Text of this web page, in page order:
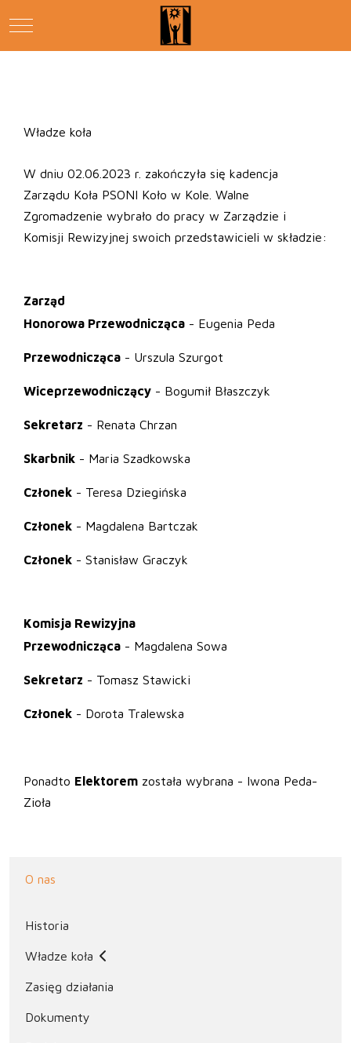
Mobile Menu Toggle
Władze koła
W dniu 02.06.2023 r. zakończyła się kadencja
Zarządu Koła PSONI Koło w Kole. Walne
Zgromadzenie wybrało do pracy w Zarządzie i
Komisji Rewizyjnej swoich przedstawicieli w składzie:
Zarząd
Honorowa Przewodnicząca - Eugenia Peda
Przewodnicząca - Urszula Szurgot
Wiceprzewodniczący - Bogumił Błaszczyk
Sekretarz - Renata Chrzan
Skarbnik - Maria Szadkowska
Członek - Teresa Dziegińska
Członek - Magdalena Bartczak
Członek - Stanisław Graczyk
Komisja Rewizyjna
Przewodnicząca - Magdalena Sowa
Sekretarz - Tomasz Stawicki
Członek - Dorota Tralewska
Ponadto Elektorem została wybrana - Iwona Peda-
Zioła
O nas
Historia
Władze koła
Zasięg działania
Dokumenty